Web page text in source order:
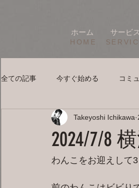
ホーム サービス
HOME
全ての記事 今すぐ始める コミ
2024/7/8
Takeyoshi Ichikawa
わんこをお迎えして3